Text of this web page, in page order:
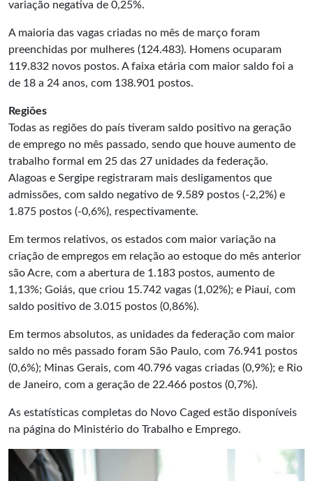
variação negativa de 0,25%.
A maioria das vagas criadas no mês de março foram
preenchidas por mulheres (124.483). Homens ocuparam
119.832 novos postos. A faixa etária com maior saldo foi a
de 18 a 24 anos, com 138.901 postos.
Regiões
Todas as regiões do país tiveram saldo positivo na geração
de emprego no mês passado, sendo que houve aumento de
trabalho formal em 25 das 27 unidades da federação.
Alagoas e Sergipe registraram mais desligamentos que
admissões, com saldo negativo de 9.589 postos (-2,2%) e
1.875 postos (-0,6%), respectivamente.
Em termos relativos, os estados com maior variação na
criação de empregos em relação ao estoque do mês anterior
são Acre, com a abertura de 1.183 postos, aumento de
1,13%; Goiás, que criou 15.742 vagas (1,02%); e Piauí, com
saldo positivo de 3.015 postos (0,86%).
Em termos absolutos, as unidades da federação com maior
saldo no mês passado foram São Paulo, com 76.941 postos
(0,6%); Minas Gerais, com 40.796 vagas criadas (0,9%); e Rio
de Janeiro, com a geração de 22.466 postos (0,7%).
As estatísticas completas do Novo Caged estão disponíveis
na página do Ministério do Trabalho e Emprego.